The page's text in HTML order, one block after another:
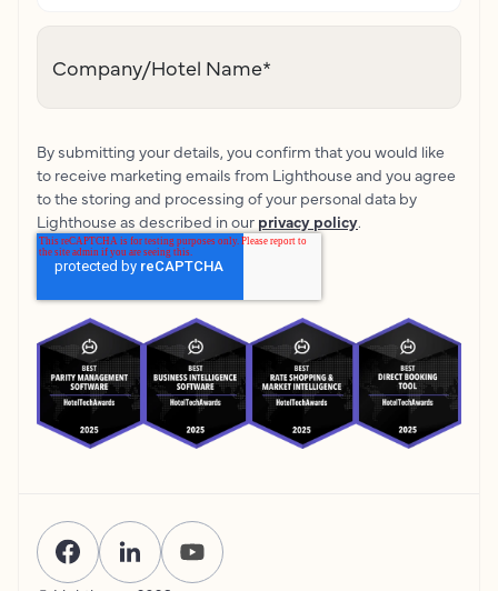
Company/Hotel Name*
By submitting your details, you confirm that you would like
to receive marketing emails from Lighthouse and you agree
to the storing and processing of your personal data by
Lighthouse as described in our privacy policy.